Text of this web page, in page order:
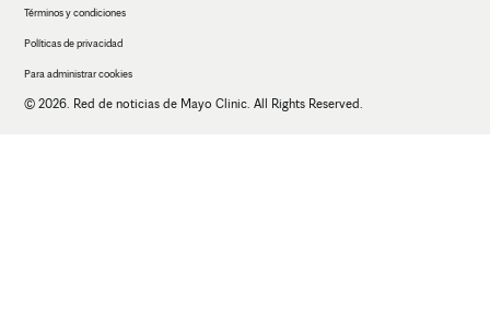
Términos y condiciones
Políticas de privacidad
Para administrar cookies
© 2026. Red de noticias de Mayo Clinic. All Rights Reserved.